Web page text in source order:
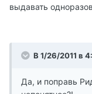
выдавать
В 1/26/2011 в
Да, и поправь